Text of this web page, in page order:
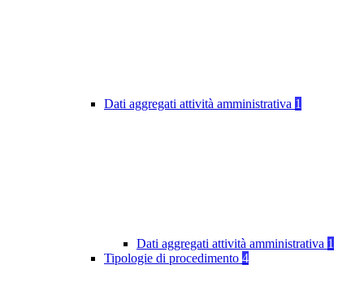
Dati aggregati attività amministrativa 1
Dati aggregati attività amministrativa 1
Tipologie di procedimento 4